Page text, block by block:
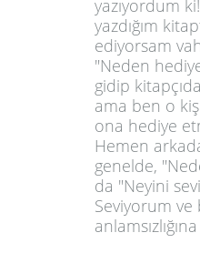
yazıyordum
yazdığım
ediyorsam
"Neden
gidip
ama ben o
ona hediye
Hemen
genelde,
da "Neyini
Seviyorum ve